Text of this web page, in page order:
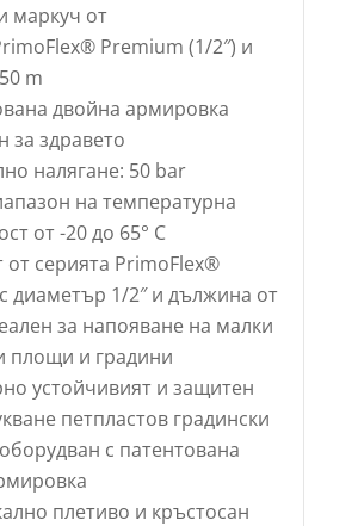
маркуч от
® Premium (1/2″) и
m
двойна армировка
за здравето
налягане: 50 bar
на температурна
от -20 до 65° C
серията PrimoFlex®
диаметър 1/2″ и дължина от
за напояване на малки
площи и градини
устойчивият и защитен
петпластов градински
с патентована
плетиво и кръстосан